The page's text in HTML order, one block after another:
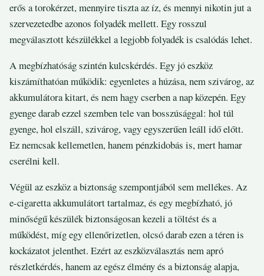
erős a torokérzet, mennyire tiszta az íz, és mennyi nikotin jut a
szervezetedbe azonos folyadék mellett. Egy rosszul
megválasztott készülékkel a legjobb folyadék is csalódás lehet.
A megbízhatóság szintén kulcskérdés. Egy jó eszköz
kiszámíthatóan működik: egyenletes a húzása, nem szivárog, az
akkumulátora kitart, és nem hagy cserben a nap közepén. Egy
gyenge darab ezzel szemben tele van bosszúsággal: hol túl
gyenge, hol elszáll, szivárog, vagy egyszerűen leáll idő előtt.
Ez nemcsak kellemetlen, hanem pénzkidobás is, mert hamar
cserélni kell.
Végül az eszköz a biztonság szempontjából sem mellékes. Az
e-cigaretta akkumulátort tartalmaz, és egy megbízható, jó
minőségű készülék biztonságosan kezeli a töltést és a
működést, míg egy ellenőrizetlen, olcsó darab ezen a téren is
kockázatot jelenthet. Ezért az eszközválasztás nem apró
részletkérdés, hanem az egész élmény és a biztonság alapja,